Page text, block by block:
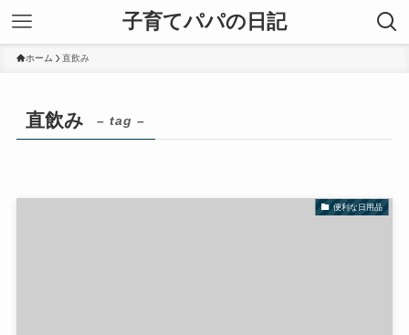
子育てパパの日記
ホーム 直飲み
直飲み – tag –
便利な日用品